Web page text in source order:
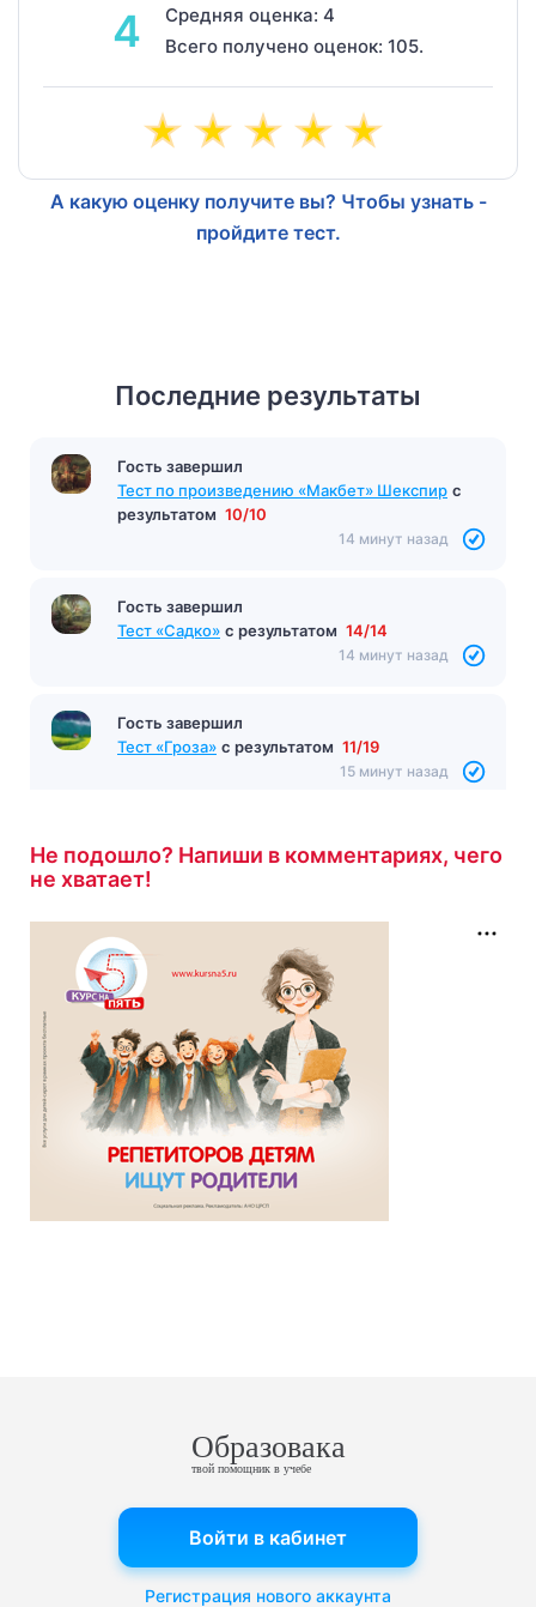
4
Средняя оценка: 4
Всего получено оценок: 105.
А какую оценку получите вы? Чтобы узнать -
пройдите тест.
Последние результаты
Гость завершил
Тест по произведению «Макбет» Шекспир с
результатом 10/10
14 минут назад
Гость завершил
Тест «Садко» с результатом 14/14
14 минут назад
Гость завершил
Тест «Гроза» с результатом 11/19
15 минут назад
Не подошло? Напиши в комментариях, чего
не хватает!
Образовака
твой помощник в учебе
Войти в кабинет
Регистрация нового аккаунта